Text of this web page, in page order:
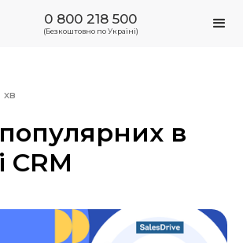
0 800 218 500
(Безкоштовно по Україні)
хв
в
CRM